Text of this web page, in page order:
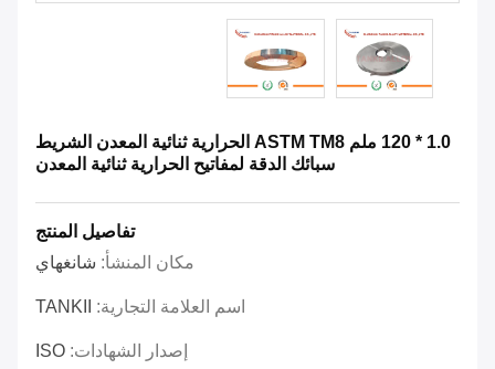
1.0 * 120 ملم ASTM TM8 الحرارية ثنائية المعدن الشريط
سبائك الدقة لمفاتيح الحرارية ثنائية المعدن
تفاصيل المنتج
مكان المنشأ: شانغهاي
اسم العلامة التجارية: TANKII
إصدار الشهادات: ISO